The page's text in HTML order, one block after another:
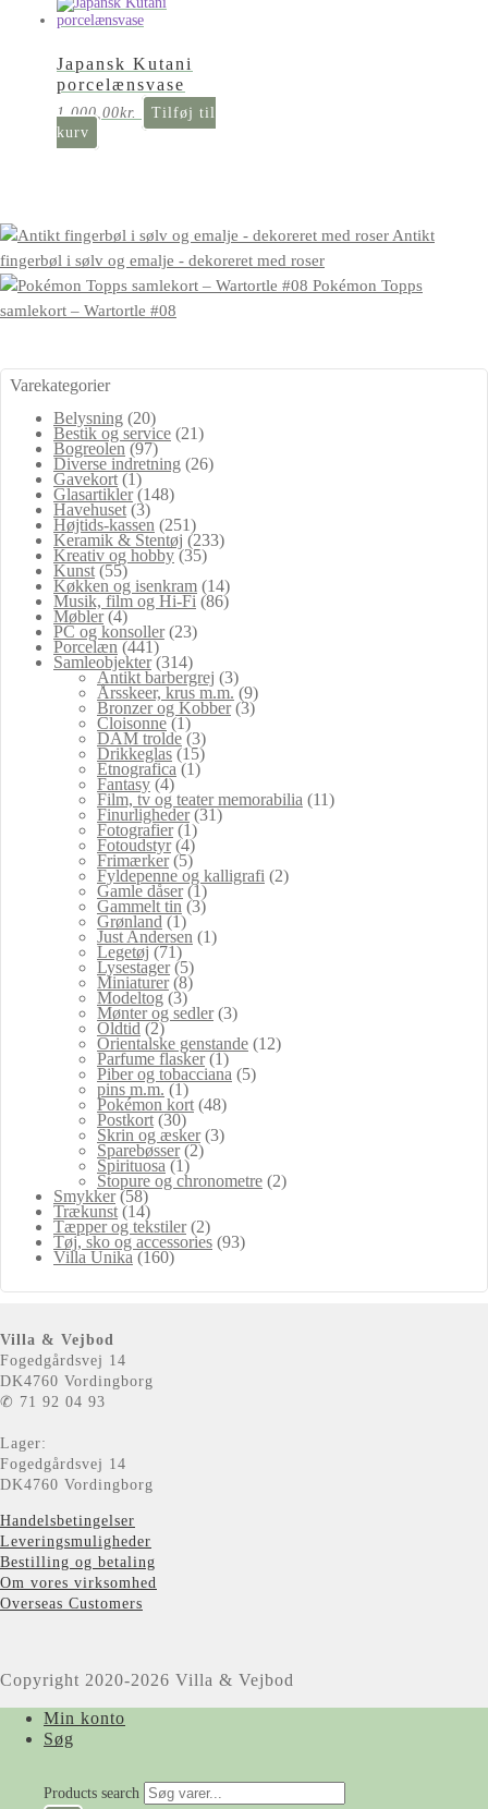
Japansk Kutani
porcelænsvase
1.000,00kr.
Tilføj til
kurv
Antikt
fingerbøl i sølv og emalje - dekoreret med roser
Pokémon Topps
samlekort – Wartortle #08
Varekategorier
Belysning (20)
Bestik og service (21)
Bogreolen (97)
Diverse indretning (26)
Gavekort (1)
Glasartikler (148)
Havehuset (3)
Højtids-kassen (251)
Keramik & Stentøj (233)
Kreativ og hobby (35)
Kunst (55)
Køkken og isenkram (14)
Musik, film og Hi-Fi (86)
Møbler (4)
PC og konsoller (23)
Porcelæn (441)
Samleobjekter (314)
Antikt barbergrej (3)
Årsskeer, krus m.m. (9)
Bronzer og Kobber (3)
Cloisonne (1)
DAM trolde (3)
Drikkeglas (15)
Etnografica (1)
Fantasy (4)
Film, tv og teater memorabilia (11)
Finurligheder (31)
Fotografier (1)
Fotoudstyr (4)
Frimærker (5)
Fyldepenne og kalligrafi (2)
Gamle dåser (1)
Gammelt tin (3)
Grønland (1)
Just Andersen (1)
Legetøj (71)
Lysestager (5)
Miniaturer (8)
Modeltog (3)
Mønter og sedler (3)
Oldtid (2)
Orientalske genstande (12)
Parfume flasker (1)
Piber og tobacciana (5)
pins m.m. (1)
Pokémon kort (48)
Postkort (30)
Skrin og æsker (3)
Sparebøsser (2)
Spirituosa (1)
Stopure og chronometre (2)
Smykker (58)
Trækunst (14)
Tæpper og tekstiler (2)
Tøj, sko og accessories (93)
Villa Unika (160)
Villa & Vejbod
Fogedgårdsvej 14
DK4760 Vordingborg
✆ 71 92 04 93
Lager:
Fogedgårdsvej 14
DK4760 Vordingborg
Handelsbetingelser
Leveringsmuligheder
Bestilling og betaling
Om vores virksomhed
Overseas Customers
Copyright 2020-2026 Villa & Vejbod
Min konto
Søg
Products search